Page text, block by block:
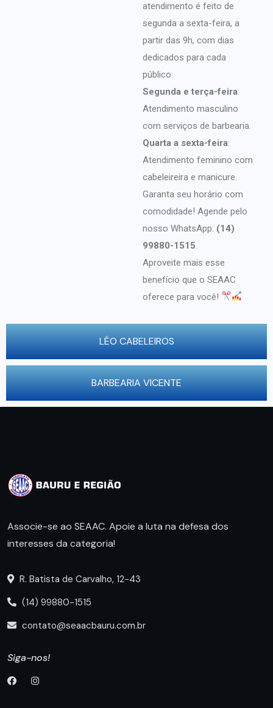
LÉO CABELEIROS
BARBEARIA VICENTE
atendimento é feito de
segunda a sexta-feira, a
partir das 9h, com dias
dedicados para cada
público:
Segunda e terça-feira:
Atendimento masculino
com serviços de barbearia.
Quarta a sexta-feira:
Atendimento feminino com
cabeleireira e manicure.
Garanta seu horário com
comodidade! Agende pelo
nosso WhatsApp: (14)
99880-1515.
Aproveite mais esse
benefício que o SEAAC
oferece para você!
Associe-se ao SEAAC. Apoie a luta na defesa dos
interesses da categoria!
R. Batista de Carvalho, 12-43
(14) 99880-1515
contato@seaacbauru.com.br
Siga-nos!